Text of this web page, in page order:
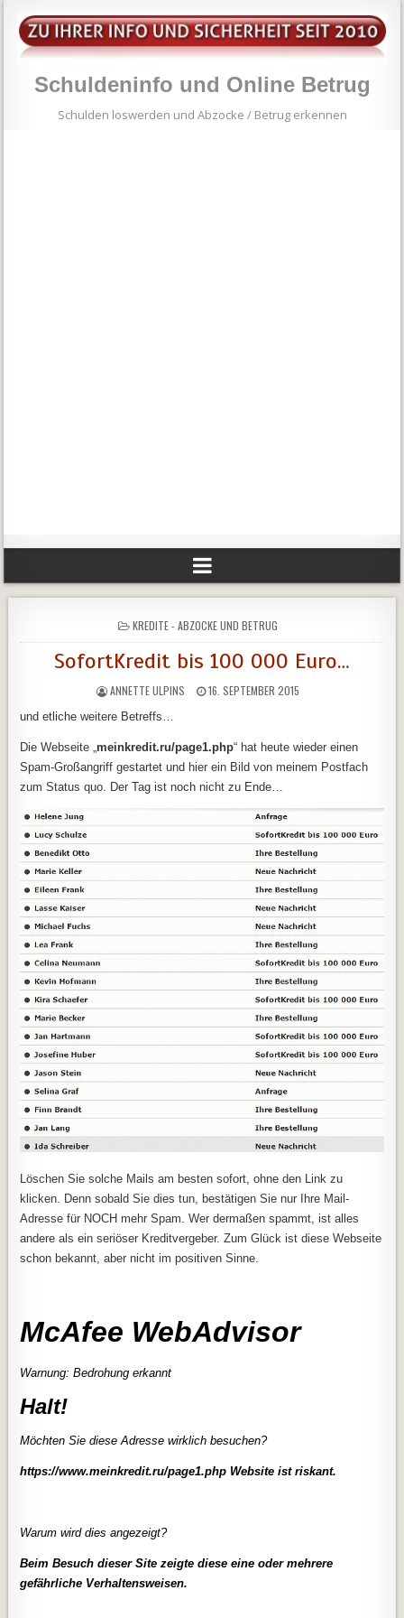
Schuldeninfo und Online Betrug
Schulden loswerden und Abzocke / Betrug erkennen
POSTED
IN
KREDITE - ABZOCKE UND BETRUG
SofortKredit bis 100 000 Euro…
ANNETTE ULPINS 16. SEPTEMBER 2015
und etliche weitere Betreffs…
Die Webseite „meinkredit.ru/page1.php“ hat heute wieder einen
Spam-Großangriff gestartet und hier ein Bild von meinem Postfach
zum Status quo. Der Tag ist noch nicht zu Ende…
Löschen Sie solche Mails am besten sofort, ohne den Link zu
klicken. Denn sobald Sie dies tun, bestätigen Sie nur Ihre Mail-
Adresse für NOCH mehr Spam. Wer dermaßen spammt, ist alles
andere als ein seriöser Kreditvergeber. Zum Glück ist diese Webseite
schon bekannt, aber nicht im positiven Sinne.
McAfee WebAdvisor
Warnung: Bedrohung erkannt
Halt!
Möchten Sie diese Adresse wirklich besuchen?
https://www.meinkredit.ru/page1.php Website ist riskant.
Warum wird dies angezeigt?
Beim Besuch dieser Site zeigte diese eine oder mehrere
gefährliche Verhaltensweisen.